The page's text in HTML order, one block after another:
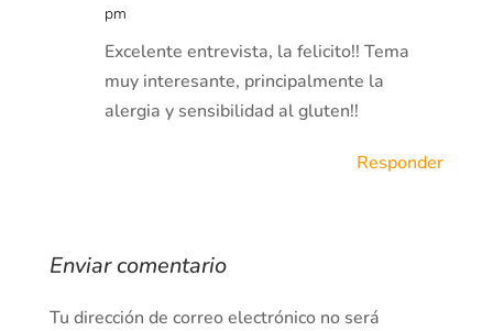
pm
Excelente entrevista, la felicito!! Tema
muy interesante, principalmente la
alergia y sensibilidad al gluten!!
Responder
Enviar comentario
Tu dirección de correo electrónico no será